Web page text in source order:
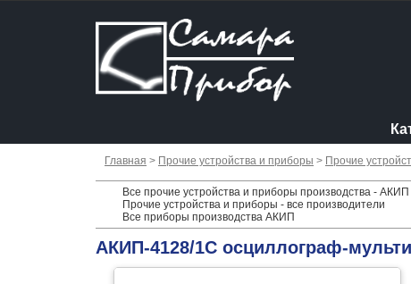
Главная > Прочие устройства и приборы > Прочие
Все прочие устройства и приборы производства - АКИП
Прочие устройства и приборы - все производители
Все приборы производства АКИП
АКИП-4128/1С осциллограф-